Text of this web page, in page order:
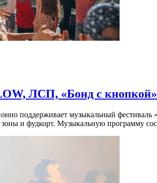
ЛСП, «Бонд с
поддерживает музыкальный
и фудкорт. Музыкальную программу